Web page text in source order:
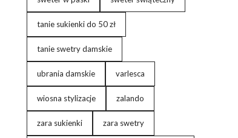
tanie sukienki do 50 zł
tanie swetry damskie
ubrania damskie varlesca
wiosna stylizacje zalando
zara sukienki zara swetry